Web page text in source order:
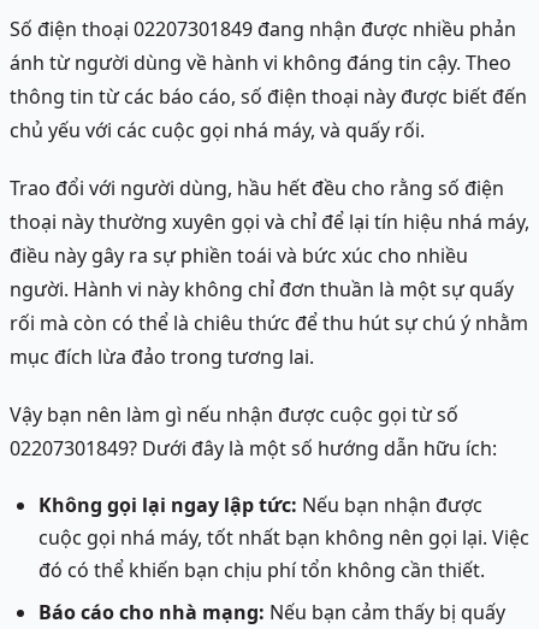
Số điện thoại 02207301849 đang nhận được nhiều phản
ánh từ người dùng về hành vi không đáng tin cậy. Theo
thông tin từ các báo cáo, số điện thoại này được biết đến
chủ yếu với các cuộc gọi nhá máy, và quấy rối.
Trao đổi với người dùng, hầu hết đều cho rằng số điện
thoại này thường xuyên gọi và chỉ để lại tín hiệu nhá máy,
điều này gây ra sự phiền toái và bức xúc cho nhiều
người. Hành vi này không chỉ đơn thuần là một sự quấy
rối mà còn có thể là chiêu thức để thu hút sự chú ý nhằm
mục đích lừa đảo trong tương lai.
Vậy bạn nên làm gì nếu nhận được cuộc gọi từ số
02207301849? Dưới đây là một số hướng dẫn hữu ích:
Không gọi lại ngay lập tức: Nếu bạn nhận được
cuộc gọi nhá máy, tốt nhất bạn không nên gọi lại. Việc
đó có thể khiến bạn chịu phí tổn không cần thiết.
Báo cáo cho nhà mạng: Nếu bạn cảm thấy bị quấy